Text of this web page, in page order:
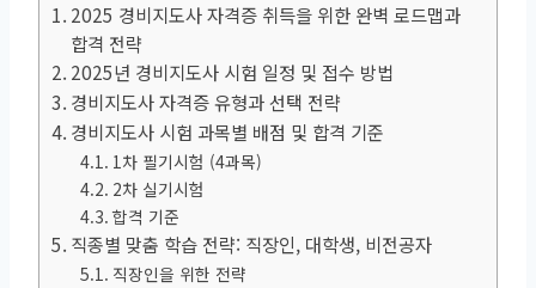
2025 경비지도사 자격증 취득을 위한 완벽 로드맵과
합격 전략
2025년 경비지도사 시험 일정 및 접수 방법
경비지도사 자격증 유형과 선택 전략
경비지도사 시험 과목별 배점 및 합격 기준
1차 필기시험 (4과목)
2차 실기시험
합격 기준
직종별 맞춤 학습 전략: 직장인, 대학생, 비전공자
직장인을 위한 전략